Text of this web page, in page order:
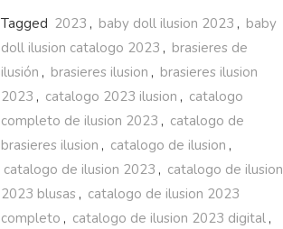
Tagged 2023 , baby doll ilusion 2023 , baby
doll ilusion catalogo 2023 , brasieres de
ilusión , brasieres ilusion , brasieres ilusion
2023 , catalogo 2023 ilusion , catalogo
completo de ilusion 2023 , catalogo de
brasieres ilusion , catalogo de ilusion ,
catalogo de ilusion 2023 , catalogo de ilusion
2023 blusas , catalogo de ilusion 2023
completo , catalogo de ilusion 2023 digital ,